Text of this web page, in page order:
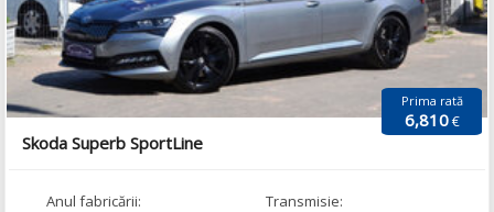
Prima rată
6,810€
Skoda Superb SportLine
Anul fabricării: Transmisie: